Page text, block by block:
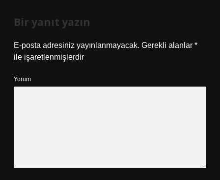
Bir yanıt yazın
E-posta adresiniz yayınlanmayacak. Gerekli alanlar *
ile işaretlenmişlerdir
Yorum